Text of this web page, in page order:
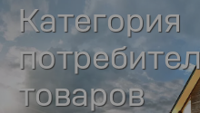
Категория
товаров